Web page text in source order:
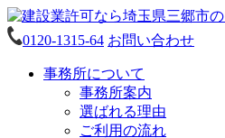
0120-1315-64 お問い合わせ
事務所について
事務所案内
選ばれる理由
ご利用の流れ